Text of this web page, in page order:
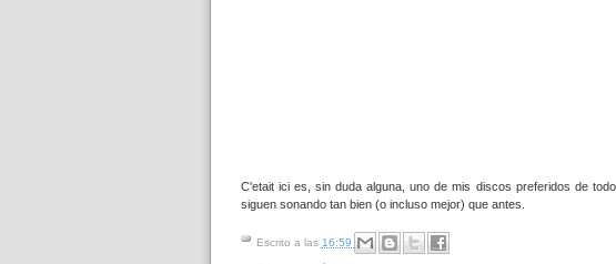
C'etait ici es, sin duda alguna, uno de mis discos preferidos de
siguen sonando tan bien (o incluso mejor) que antes.
Escrito a las 16:59